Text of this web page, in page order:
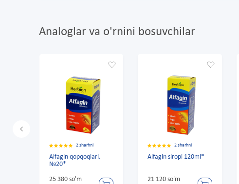
Analoglar va o'rnini bosuvchilar
Alfagin siropi 120ml*
21 120 so'm
Alfavit Sovuq
59 940 so'm